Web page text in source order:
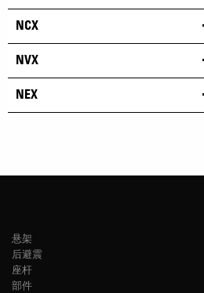
NCX
NVX
NEX
悬架
后避震
座杆
部件